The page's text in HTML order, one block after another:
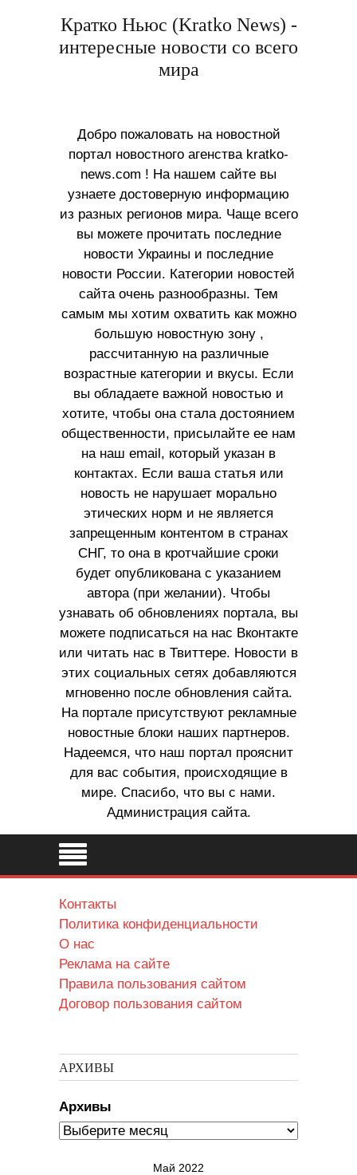
Кратко Ньюс (Kratko News) -
интересные новости со всего
мира
Добро пожаловать на новостной
портал новостного агенства kratko-
news.com ! На нашем сайте вы
узнаете достоверную информацию
из разных регионов мира. Чаще всего
вы можете прочитать последние
новости Украины и последние
новости России. Категории новостей
сайта очень разнообразны. Тем
самым мы хотим охватить как можно
большую новостную зону ,
рассчитанную на различные
возрастные категории и вкусы. Если
вы обладаете важной новостью и
хотите, чтобы она стала достоянием
общественности, присылайте ее нам
на наш email, который указан в
контактах. Если ваша статья или
новость не нарушает морально
этических норм и не является
запрещенным контентом в странах
СНГ, то она в кротчайшие сроки
будет опубликована с указанием
автора (при желании). Чтобы
узнавать об обновлениях портала, вы
можете подписаться на нас Вконтакте
или читать нас в Твиттере. Новости в
этих социальных сетях добавляются
мгновенно после обновления сайта.
На портале присутствуют рекламные
новостные блоки наших партнеров.
Надеемся, что наш портал прояснит
для вас события, происходящие в
мире. Спасибо, что вы с нами.
Администрация сайта.
Контакты
Политика конфиденциальности
О нас
Реклама на сайте
Правила пользования сайтом
Договор пользования сайтом
АРХИВЫ
Архивы
Май 2022